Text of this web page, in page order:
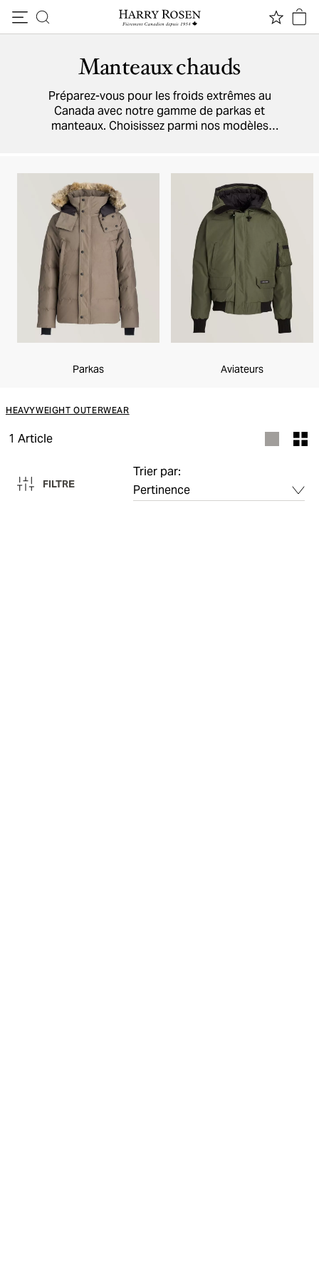
Manteaux chauds
Préparez-vous pour les froids extrêmes au
Canada avec notre gamme de parkas et
manteaux. Choisissez parmi nos modèles
Parkas Aviateurs
HEAVYWEIGHT OUTERWEAR
1 Article
FILTRE
Trier par: